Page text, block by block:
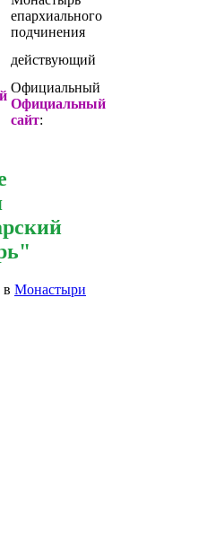
епархиального
подчинения
действующий
Официальный
Официальный
сайт:
в Монастыри